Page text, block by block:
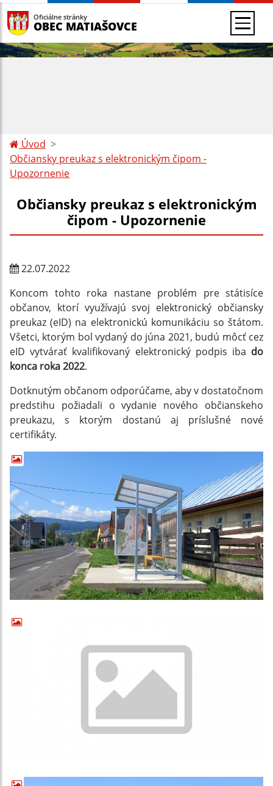
Oficiálne stránky
OBEC MATIAŠOVCE
Úvod
Občiansky preukaz s elektronickým čipom -
Upozornenie
Občiansky preukaz s elektronickým
čipom - Upozornenie
22.07.2022
Koncom tohto roka nastane problém pre státisíce
občanov, ktorí využívajú svoj elektronický občiansky
preukaz (eID) na elektronickú komunikáciu so štátom.
Všetci, ktorým bol vydaný do júna 2021, budú môcť cez
eID vytvárať kvalifikovaný elektronický podpis iba do
konca roka 2022.
Dotknutým občanom odporúčame, aby v dostatočnom
predstihu požiadali o vydanie nového občianskeho
preukazu, s ktorým dostanú aj príslušné nové
certifikáty.